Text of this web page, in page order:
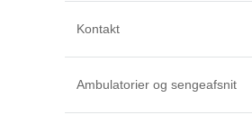
Kontakt
Ambulatorier og sengeafsnit